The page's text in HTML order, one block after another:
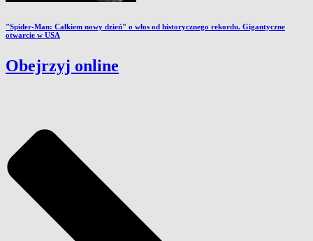
"Spider-Man: Całkiem nowy dzień" o włos od historycznego rekordu. Gigantyczne
otwarcie w USA
Obejrzyj online